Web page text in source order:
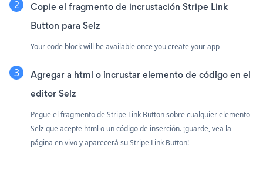
Copie el fragmento de incrustación Stripe Link
Button para Selz
Your code block will be available once you create your app
Agregar a html o incrustar elemento de código en el
editor Selz
Pegue el fragmento de Stripe Link Button sobre cualquier elemento
Selz que acepte html o un código de inserción. ¡guarde, vea la
página en vivo y aparecerá su Stripe Link Button!